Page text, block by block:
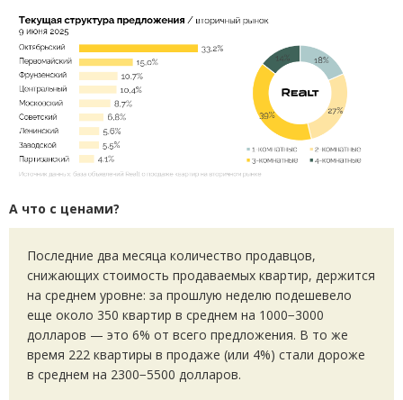
А что с ценами?
Последние два месяца количество продавцов,
снижающих стоимость продаваемых квартир, держится
на среднем уровне: за прошлую неделю подешевело
еще около 350 квартир в среднем на 1000−3000
долларов — это 6% от всего предложения. В то же
время 222 квартиры в продаже (или 4%) стали дороже
в среднем на 2300−5500 долларов.